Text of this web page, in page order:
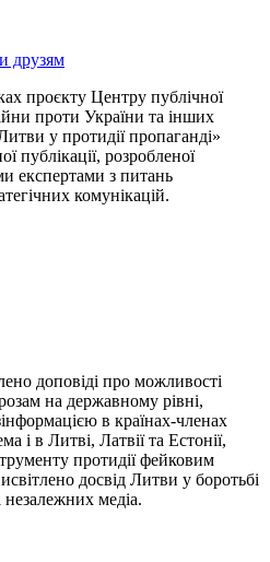
друзям
проєкту Центру публічної
проти України та інших
у протидії пропаганді»
публікації, розробленої
експертами з питань
комунікацій.
доповіді про можливості
на державному рівні,
в країнах-членах
і в Литві, Латвії та Естонії,
протидії фейковим
досвід Литви у боротьбі
медіа.